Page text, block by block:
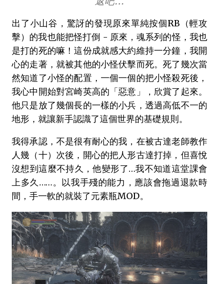
出了小山谷，驚訝的發現原來單純按個RB（輕攻
擊）的我也能把怪打倒 - 原來，魂系列的怪，我也
是打的死的嘛！這份成就感大約維持一分鐘，我開
心的走著，就被其他的小怪伏擊而死。死了幾次當
然知道了小怪的配置，一個一個的把小怪殺死後，
我心中開始對宮崎英高的「惡意」，欣賞了起來。
他只是放了幾個長的一樣的小兵，透過高低不一的
地形，就讓新手認識了這個世界的基礎規則。
我得承認，不是很有耐心的我，在被古達老師教作
人幾（十）次後，開心的把人形古達打掉，但喜悅
沒想到這麼不持久，他變形了…我不知道這堂課會
上多久……。以我手殘的能力，應該會拖過退款時
間，手一軟的就裝了元素瓶MOD。